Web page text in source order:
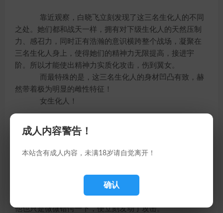
成人内容警告！
本站含有成人内容，未满18岁请自觉离开！
确认
靠近观察，白晓飞立刻发现了这三名生化人的不同
之处。她们都和战天一样，拥有对下级生化人的天然压制
力、感召力，同时正有浩瀚的意识横跨整个战场，凝聚在
三名生化人身上，使得她们的精神力无限提高，接进宇
阶。所以才能使出精神力实质化攻击，伤到翼女。
而最特殊的是，这三名生化人的身材凹凸有致，赫
然带着极为明显的雌性特征！
女生化人！
生化人作为战争工具被制造出来，自然一切都以战
场实用为优先条件。在这一点上，男性无疑优于女性，所
以诺亚六人组在合成基因的时候毫不迟疑地选择了雄性染
以白晓飞“原始猴子”般的知识，自然不明白女性生
化人的出现意味着什么，在他印象中也没有见过男性生化
人之外的产物。所以即便看出对面的三名生化人是女性，
他也只是微微错愕一下，便立刻发动了攻击。